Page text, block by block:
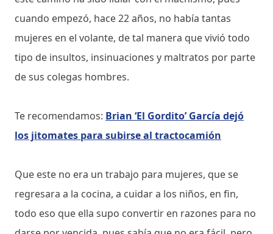
cuando empezó, hace 22 años, no había tantas
mujeres en el volante, de tal manera que vivió todo
tipo de insultos, insinuaciones y maltratos por parte
de sus colegas hombres.
Te recomendamos: Brian ‘El Gordito’ García dejó
los jitomates para subirse al tractocamión
Que este no era un trabajo para mujeres, que se
regresara a la cocina, a cuidar a los niños, en fin,
todo eso que ella supo convertir en razones para no